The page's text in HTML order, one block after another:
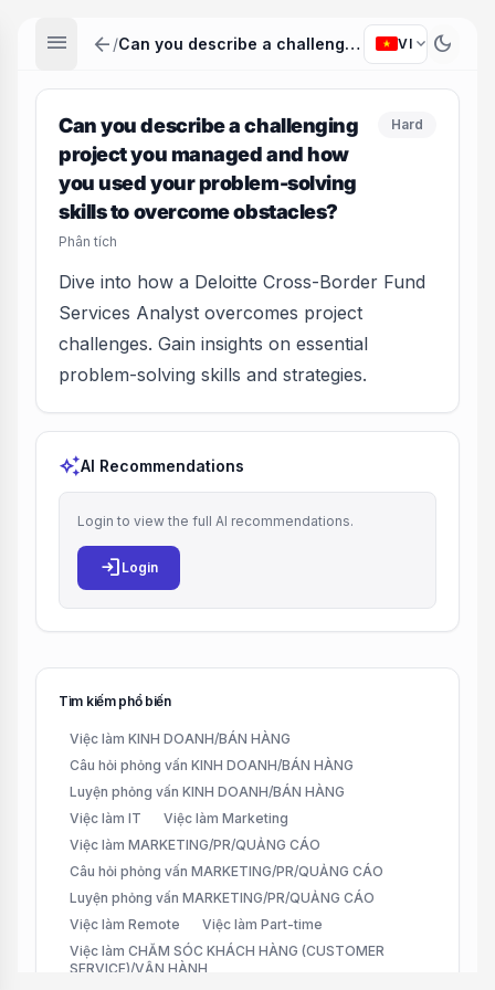
menu arrow_back / Can you describe a challenging project you managed and how you used your problem-solving skills to overcome obstacles? VI expand_more dark_mode
Can you describe a challenging
project you managed and how
you used your problem-solving
skills to overcome obstacles?
Phân tích
Hard
Dive into how a Deloitte Cross-Border Fund
Services Analyst overcomes project
challenges. Gain insights on essential
problem-solving skills and strategies.
auto_awesomeAI Recommendations
Login to view the full AI recommendations.
login Login
Tìm kiếm phổ biến
Việc làm KINH DOANH/BÁN HÀNG
Câu hỏi phỏng vấn KINH DOANH/BÁN HÀNG
Luyện phỏng vấn KINH DOANH/BÁN HÀNG
Việc làm IT
Việc làm Marketing
Việc làm MARKETING/PR/QUẢNG CÁO
Câu hỏi phỏng vấn MARKETING/PR/QUẢNG CÁO
Luyện phỏng vấn MARKETING/PR/QUẢNG CÁO
Việc làm Remote
Việc làm Part-time
Việc làm CHĂM SÓC KHÁCH HÀNG (CUSTOMER
SERVICE)/VẬN HÀNH